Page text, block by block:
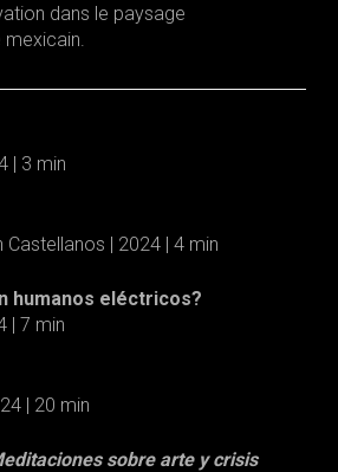
dans le paysage
| 3 min
Castellanos | 2024 | 4 min
humanos eléctricos?
| 7 min
| 20 min
sobre arte y crisis